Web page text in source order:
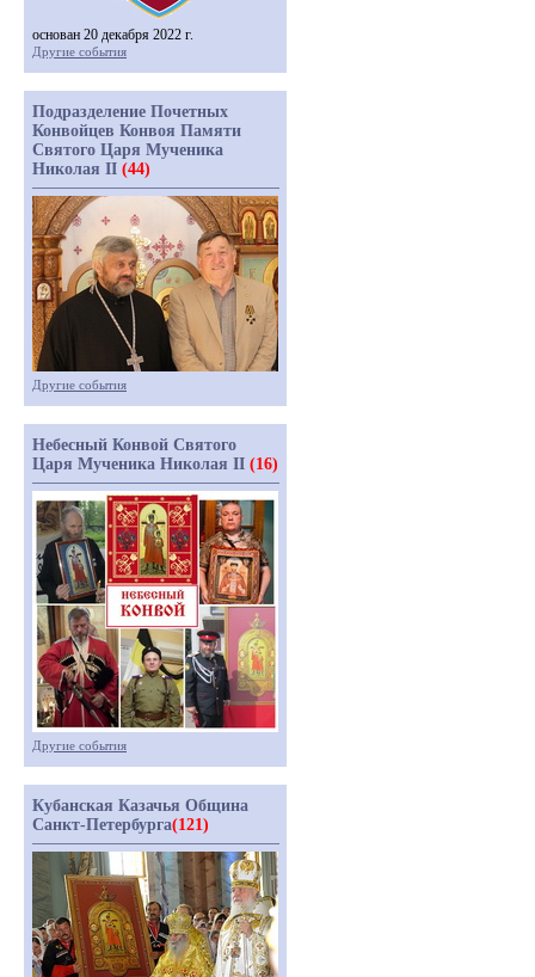
основан 20 декабря 2022 г.
Другие события
Подразделение Почетных
Конвойцев Конвоя Памяти
Святого Царя Мученика
Николая II (44)
Другие события
Небесный Конвой Святого
Царя Мученика Николая II (16)
Другие события
Кубанская Казачья Община
Санкт-Петербурга(121)